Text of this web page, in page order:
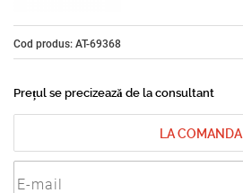
Cod produs: AT-69368
Prețul se precizează de la consultant
LA COMANDA